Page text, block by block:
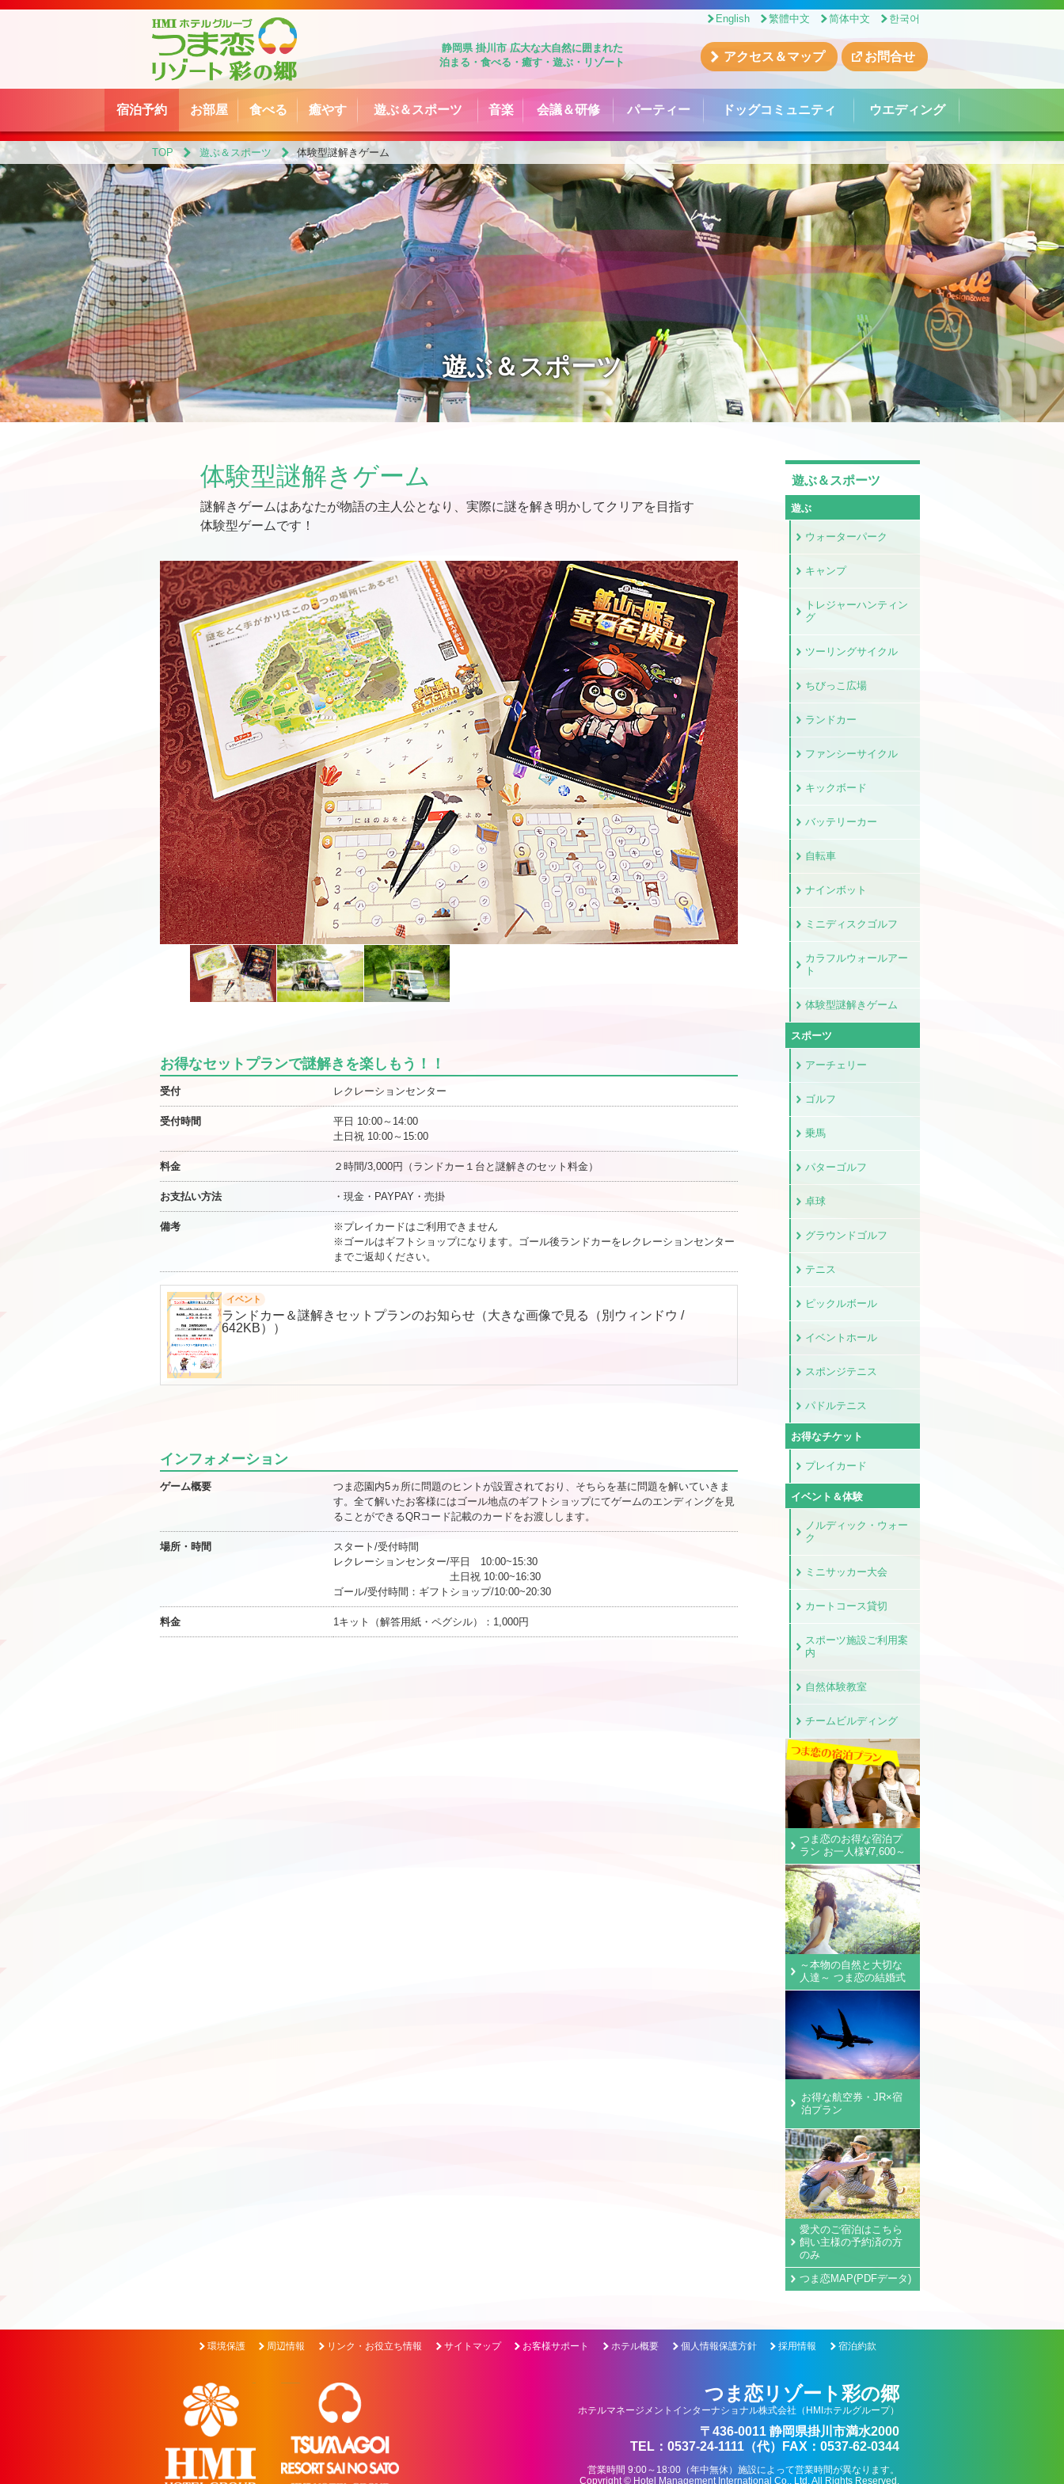
静岡県 掛川市 広大な大自然に囲まれた
泊まる・食べる・癒す・遊ぶ・リゾート
English 繁體中文 简体中文 한국어
アクセス＆マップ お問合せ
宿泊予約 お部屋 食べる 癒やす 遊ぶ＆スポーツ 音楽 会議＆研修 パーティー ドッグコミュニティ ウエディング
TOP 遊ぶ＆スポーツ 体験型謎解きゲーム
遊ぶ＆スポーツ
体験型謎解きゲーム
謎解きゲームはあなたが物語の主人公となり、実際に謎を解き明かしてクリアを目指す
体験型ゲームです！
お得なセットプランで謎解きを楽しもう！！
受付 レクレーションセンター
受付時間
平日 10:00～14:00
土日祝 10:00～15:00
料金 ２時間/3,000円（ランドカー１台と謎解きのセット料金）
お支払い方法 ・現金・PAYPAY・売掛
備考
※プレイカードはご利用できません
※ゴールはギフトショップになります。ゴール後ランドカーをレクレーションセンター
までご返却ください。
イベント
ランドカー＆謎解きセットプランのお知らせ（大きな画像で見る（別ウィンドウ /
642KB））
インフォメーション
ゲーム概要
つま恋園内5ヵ所に問題のヒントが設置されており、そちらを基に問題を解いていきま
す。全て解いたお客様にはゴール地点のギフトショップにてゲームのエンディングを見
ることができるQRコード記載のカードをお渡しします。
場所・時間
スタート/受付時間
レクレーションセンター/平日 10:00~15:30
土日祝 10:00~16:30
ゴール/受付時間：ギフトショップ/10:00~20:30
料金 1キット（解答用紙・ペグシル）：1,000円
遊ぶ＆スポーツ
遊ぶ
ウォーターパーク
キャンプ
トレジャーハンティン
グ
ツーリングサイクル
ちびっこ広場
ランドカー
ファンシーサイクル
キックボード
バッテリーカー
自転車
ナインボット
ミニディスクゴルフ
カラフルウォールアー
ト
体験型謎解きゲーム
スポーツ
アーチェリー
ゴルフ
乗馬
パターゴルフ
卓球
グラウンドゴルフ
テニス
ピックルボール
イベントホール
スポンジテニス
パドルテニス
お得なチケット
プレイカード
イベント＆体験
ノルディック・ウォー
ク
ミニサッカー大会
カートコース貸切
スポーツ施設ご利用案
内
自然体験教室
チームビルディング
つま恋のお得な宿泊プ
ラン お一人様¥7,600～
～本物の自然と大切な
人達～ つま恋の結婚式
お得な航空券・JR×宿
泊プラン
愛犬のご宿泊はこちら
飼い主様の予約済の方
のみ
つま恋MAP(PDFデータ)
環境保護 周辺情報 リンク・お役立ち情報 サイトマップ お客様サポート ホテル概要 個人情報保護方針 採用情報 宿泊約款
つま恋リゾート彩の郷
ホテルマネージメントインターナショナル株式会社（HMIホテルグループ）
〒436-0011 静岡県掛川市満水2000
TEL：0537-24-1111（代）FAX：0537-62-0344
営業時間 9:00～18:00（年中無休）施設によって営業時間が異なります。
Copyright © Hotel Management International Co., Ltd. All Rights Reserved.